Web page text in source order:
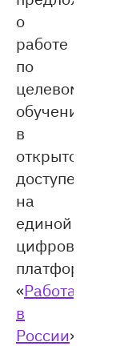
о
работе
по
целевому
обучению
в
открытом
доступе
на
единой
цифровой
платформе
«Работа
в
России».